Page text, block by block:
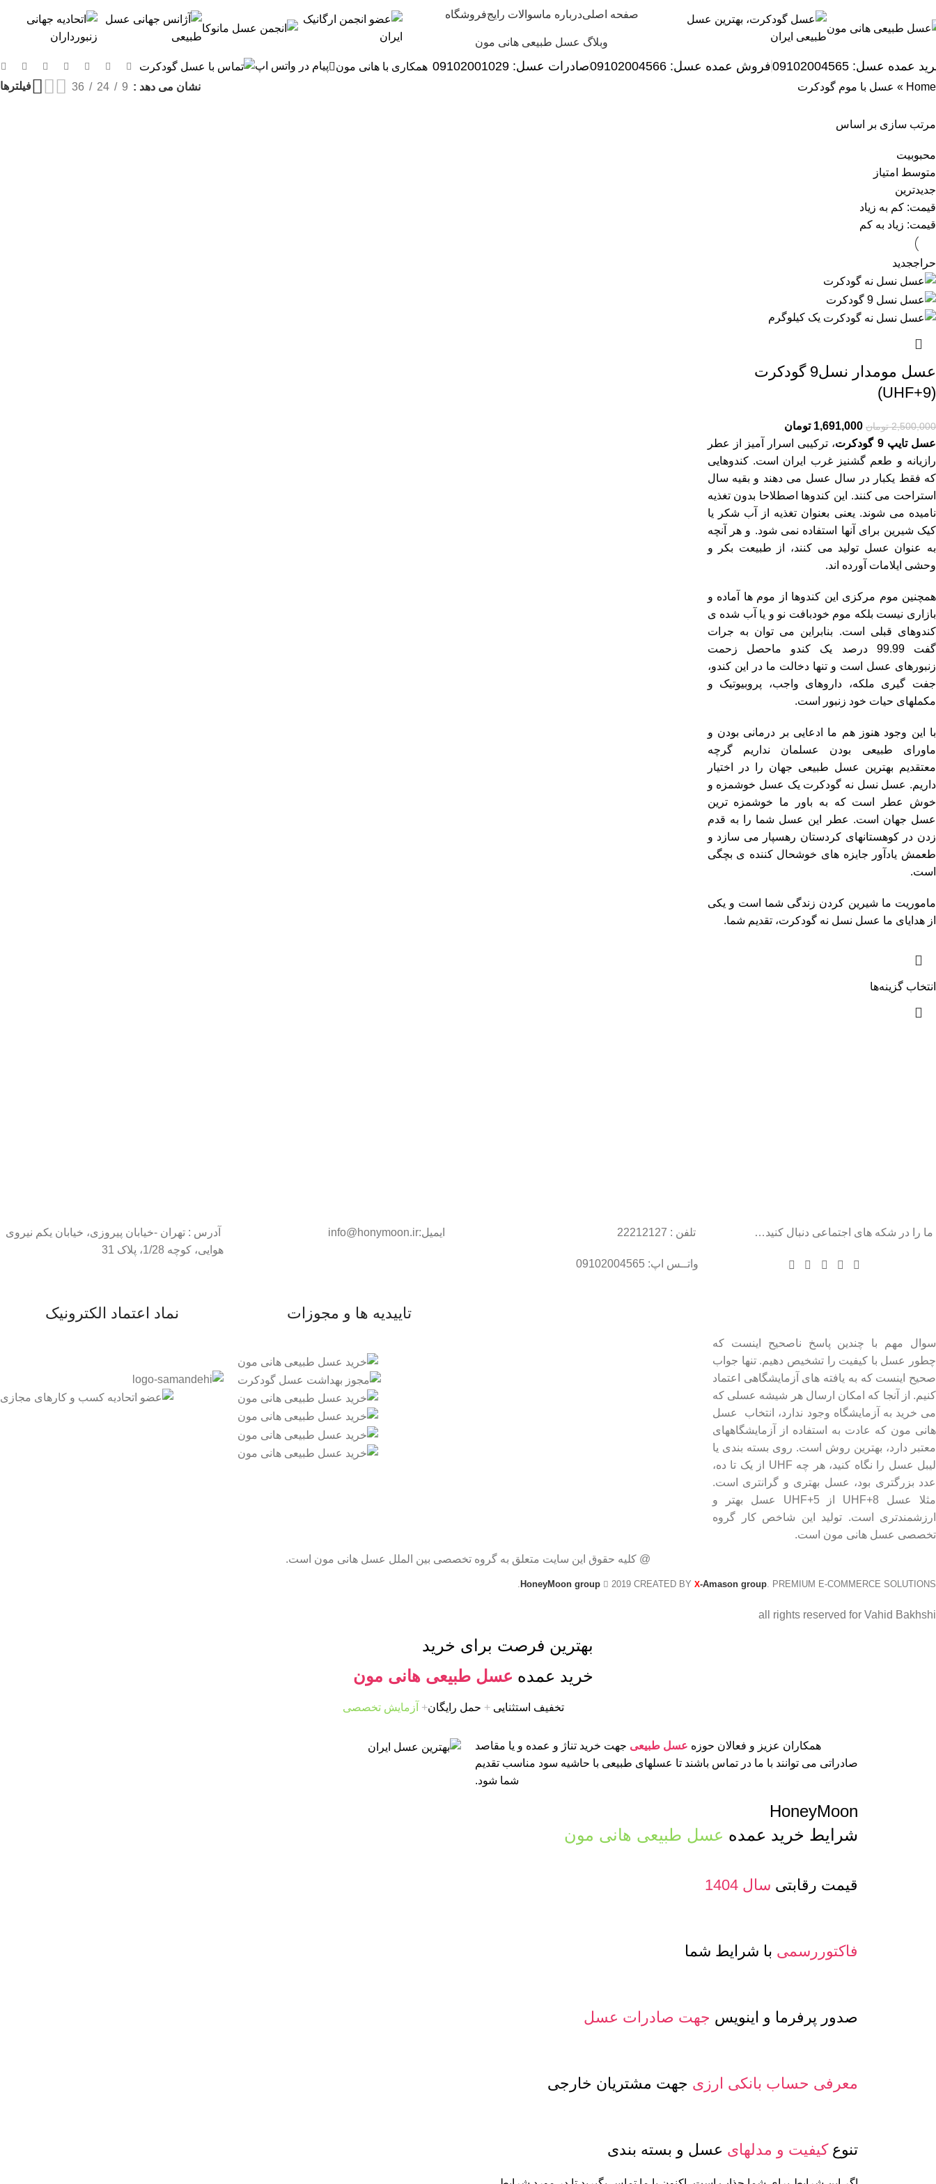
صفحه اصلیدرباره ماسوالات رایجفروشگاه
وبلاگ عسل طبیعی هانی مون
عمده عسل: 09102004565 فروش عمده عسل: 09102004566صادرات عسل: 09102001029 همکاری با هانی مون
پیام در واتس اپ
Home
» عسل با موم گودکرت نشان می دهد 9
24
36 فیلترها
مرتب سازی بر اساس
محبوبیت
متوسط امتیاز
جدیدترین
قیمت: کم به زیاد
قیمت: زیاد به کم
حراججدید
یک کیلوگرم
عسل مومدار نسل9 گودکرت
(UHF+9)
2,500,000 تومان 1,691,000 تومان
عسل تایپ 9 گودکرت
، ترکیبی اسرار آمیز از عطر
رازیانه و طعم گشنیز غرب ایران است. کندوهایی
که فقط یکبار در سال عسل می دهند و بقیه سال
استراحت می کنند. این کندوها اصطلاحا بدون تغذیه
نامیده می شوند. یعنی بعنوان تغذیه از آب شکر یا
کیک شیرین برای آنها استفاده نمی شود. و هر آنچه
به عنوان عسل تولید می کنند، از طبیعت بکر و
وحشی ایلامات آورده اند.
همچنین موم مرکزی این کندوها از موم ها آماده و
بازاری نیست بلکه موم خودبافت نو و یا آب شده ی
کندوهای قبلی است. بنابراین می توان به جرات
گفت 99.99 درصد یک کندو ماحصل زحمت
زنبورهای عسل است و تنها دخالت ما در این کندو،
جفت گیری ملکه، داروهای واجب، پروبیوتیک و
مکملهای حیات خود زنبور است.
با این وجود هنوز هم ما ادعایی بر درمانی بودن و
ماورای طبیعی بودن عسلمان نداریم گرچه
معتقدیم بهترین عسل طبیعی جهان را در اختیار
داریم. عسل نسل نه گودکرت یک عسل خوشمزه و
خوش عطر است که به باور ما خوشمزه ترین
عسل جهان است. عطر این عسل شما را به قدم
زدن در کوهستانهای کردستان رهسپار می سازد و
طعمش یادآور جایزه های خوشحال کننده ی بچگی
است.
ماموریت ما شیرین کردن زندگی شما است و یکی
از هدایای ما عسل نسل نه گودکرت، تقدیم شما.
انتخاب گزینه‌ها
ما را در شکه های اجتماعی دنبال کنید… تلفن : 22212127
واتــس اپ: 09102004565
ایمیل:info@honymoon.ir
آدرس : تهران -خیابان پیروزی، خیابان یکم نیروی
هوایی، کوچه 1/28، پلاک 31
سوال مهم با چندین پاسخ ناصحیح اینست که
چطور عسل با کیفیت را تشخیص دهیم. تنها جواب
صحیح اینست که به یافته های آزمایشگاهی اعتماد
کنیم. از آنجا که امکان ارسال هر شیشه عسلی که
می خرید به آزمایشگاه وجود ندارد، انتخاب عسل
هانی مون که عادت به استفاده از آزمایشگاههای
معتبر دارد، بهترین روش است. روی بسته بندی یا
لیبل عسل را نگاه کنید، هر چه UHF از یک تا ده،
عدد بزرگتری بود، عسل بهتری و گرانتری است.
مثلا عسل UHF+8 از UHF+5 عسل بهتر و
ارزشمندتری است. تولید این شاخص کار گروه
تخصصی عسل هانی مون است.
تاییدیه ها و مجوزات نماد اعتماد الکترونیک
@ کلیه حقوق این سایت متعلق به گروه تخصصی بین الملل عسل هانی مون است.
HoneyMoon group 2019 CREATED BY X-Amason group. PREMIUM E-COMMERCE SOLUTIONS.
all rights reserved for Vahid Bakhshi
بهترین فرصت برای خرید
خرید عمده عسل طبیعی هانی مون
تخفیف استثنایی + حمل رایگان+ آزمایش تخصصی
همکاران عزیز و فعالان حوزه عسل طبیعی جهت خرید تناژ و عمده و یا مقاصد
صادراتی می توانند با ما در تماس باشند تا عسلهای طبیعی با حاشیه سود مناسب تقدیم
شما شود.
HoneyMoon
شرایط خرید عمده عسل طبیعی هانی مون
قیمت رقابتی سال 1404
فاکتوررسمی با شرایط شما
صدور پرفرما و اینویس جهت صادرات عسل
معرفی حساب بانکی ارزی جهت مشتریان خارجی
تنوعکیفیت و مدلهای عسل و بسته بندی